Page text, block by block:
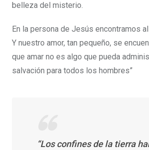
belleza del misterio.
En la persona de Jesús encontramos
Y nuestro amor, tan pequeño, se
que amar no es algo que pueda
salvación para todos los hombres”
“Los confines de la tierra